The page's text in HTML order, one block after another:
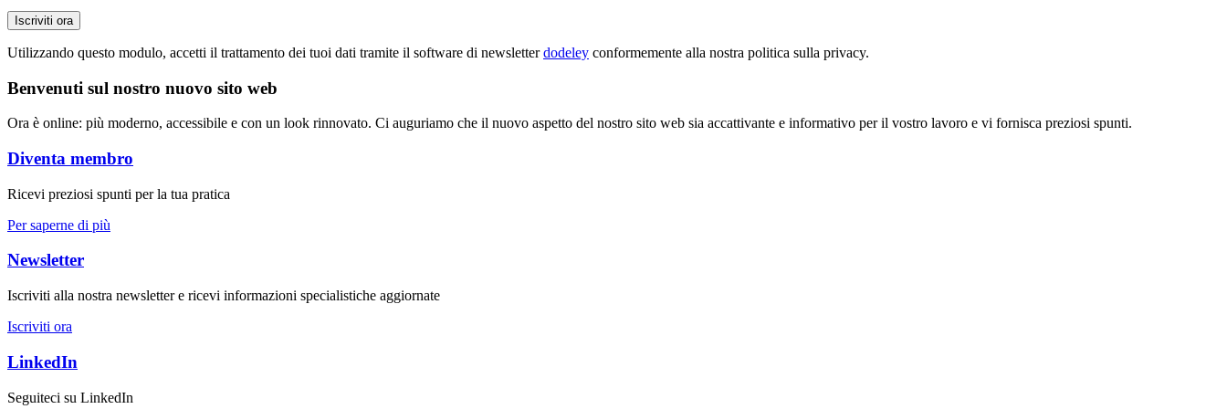
Iscriviti ora
Utilizzando questo modulo, accetti il trattamento dei tuoi dati tramite il software di newsletterdodeley conformemente alla nostra politica sulla privacy.
Benvenuti sul nostro nuovo sito web
Ora è online: più moderno, accessibile e con un look rinnovato. Ci auguriamo che il nuovo aspetto del nostro sito web sia accattivante e informativo per il vostro lavoro e vi fornisca preziosi spunti.
Diventa membro
Ricevi preziosi spunti per la tua pratica
Per saperne di più
Newsletter
Iscriviti alla nostra newsletter e ricevi informazioni specialistiche aggiornate
Iscriviti ora
LinkedIn
Seguiteci su LinkedIn